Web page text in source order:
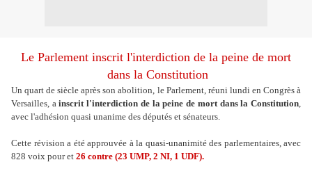
Le Parlement inscrit l'interdiction de la peine de mort
dans la Constitution
Un quart de siècle après son abolition, le Parlement, réuni lundi en Congrès à
Versailles, ainscrit l'interdiction de la peine de mort dans la Constitution,
avec l'adhésion quasi unanime des députés et sénateurs.
Cette révision a été approuvée à la quasi-unanimité des parlementaires, avec
828 voix pour et 26 contre (23 UMP, 2 NI, 1 UDF).